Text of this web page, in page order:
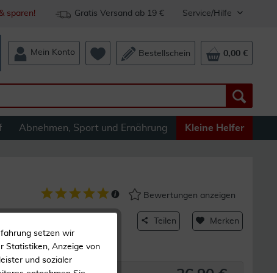
Service/Hilfe
Gratis Versand ab 19 €
sparen!
Mein Konto Bestellschein 0,00 €
Abnehmen, Sport und Ernährung Kleine Helfer
Bewertungen anzeigen
Teilen Merken
setzen wir
Statistiken, Anzeige von
und sozialer